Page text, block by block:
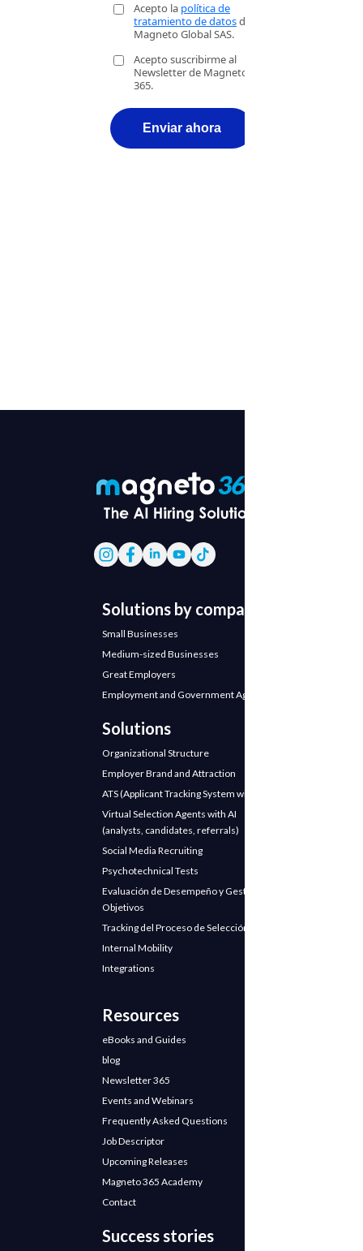
Solutions by company
Small Businesses
Medium-sized Businesses
Great Employers
Employment and Government Agencies
Solutions
Organizational Structure
Employer Brand and Attraction
ATS (Applicant Tracking System with AI)
Virtual Selection Agents with AI
(analysts, candidates, referrals)
Social Media Recruiting
Psychotechnical Tests
Evaluación de Desempeño y Gestión de
Objetivos
Tracking del Proceso de Selección
Internal Mobility
Integrations
Resources
eBooks and Guides
blog
Newsletter 365
Events and Webinars
Frequently Asked Questions
Job Descriptor
Upcoming Releases
Magneto 365 Academy
Contact
Success stories